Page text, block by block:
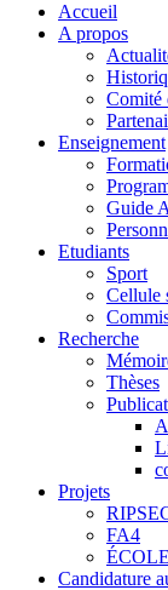
Accueil
A propos
Comité
Enseignement
Guide
Etudiants
Sport
Cellule
Recherche
Thèses
Projets
FA4
Candidature